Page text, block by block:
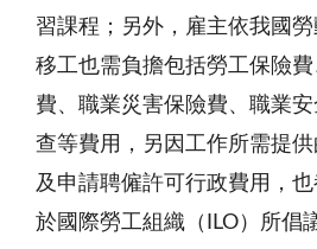
習課程；另外，雇主依我國
移工也需負擔包括勞工保險
費、職業災害保險費、職業
查等費用，另因工作所需提
及申請聘僱許可行政費用，
於國際勞工組織（ILO）所倡